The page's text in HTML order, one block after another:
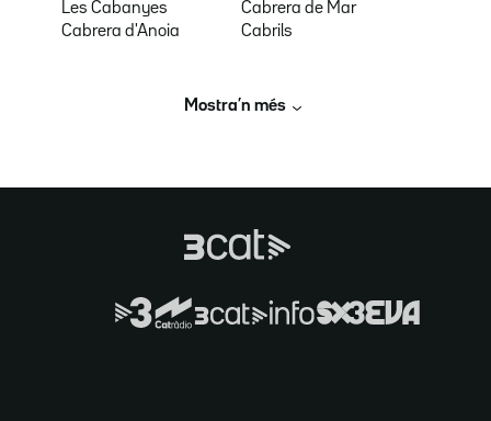
Les Cabanyes
Cabrera de Mar
Cabrera d'Anoia
Cabrils
Mostra’n més